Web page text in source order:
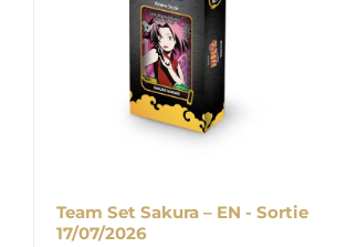
Team Set Sakura – EN - Sortie
17/07/2026